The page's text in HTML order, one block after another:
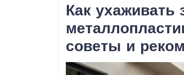
Как
советы и